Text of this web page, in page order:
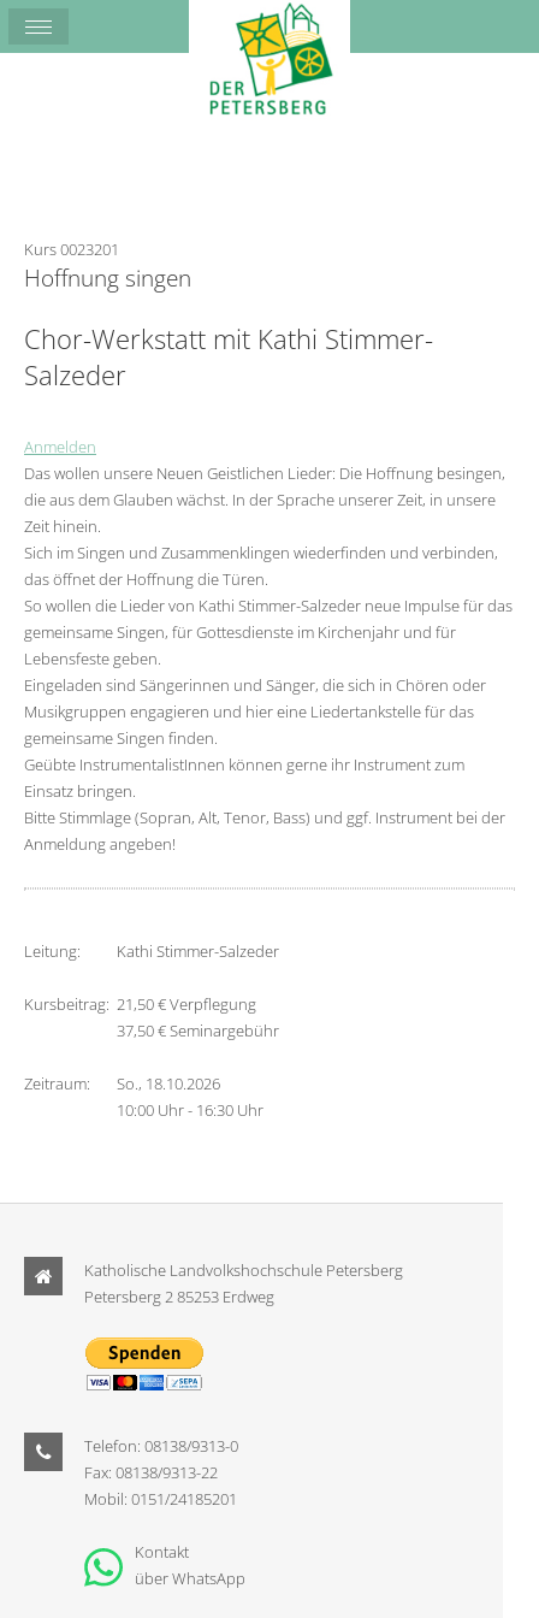
Kurs 0023201
Hoffnung singen
Chor-Werkstatt mit Kathi Stimmer-
Salzeder
Anmelden
Das wollen unsere Neuen Geistlichen Lieder: Die Hoffnung besingen,
die aus dem Glauben wächst. In der Sprache unserer Zeit, in unsere
Zeit hinein.
Sich im Singen und Zusammenklingen wiederfinden und verbinden,
das öffnet der Hoffnung die Türen.
So wollen die Lieder von Kathi Stimmer-Salzeder neue Impulse für das
gemeinsame Singen, für Gottesdienste im Kirchenjahr und für
Lebensfeste geben.
Eingeladen sind Sängerinnen und Sänger, die sich in Chören oder
Musikgruppen engagieren und hier eine Liedertankstelle für das
gemeinsame Singen finden.
Geübte InstrumentalistInnen können gerne ihr Instrument zum
Einsatz bringen.
Bitte Stimmlage (Sopran, Alt, Tenor, Bass) und ggf. Instrument bei der
Anmeldung angeben!
Leitung: Kathi Stimmer-Salzeder
Kursbeitrag: 21,50 € Verpflegung
37,50 € Seminargebühr
Zeitraum:
So., 18.10.2026
10:00 Uhr - 16:30 Uhr
Katholische Landvolkshochschule Petersberg
Petersberg 2 85253 Erdweg
Telefon: 08138/9313-0
Fax: 08138/9313-22
Mobil: 0151/24185201
Kontakt
über WhatsApp